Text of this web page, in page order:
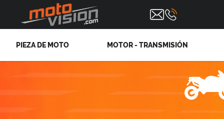
PIEZA DE MOTO MOTOR - TRANSMISIÓN